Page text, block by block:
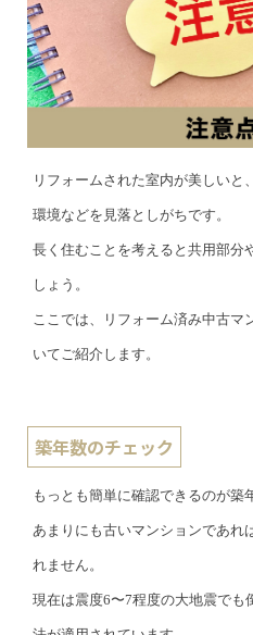
リフォームされた室内が美しいと
環境などを見落としがちです。
長く住むことを考えると共用部分
しょう。
ここでは、リフォーム済み中古マ
いてご紹介します。
築年数のチェック
もっとも簡単に確認できるのが築
あまりにも古いマンションであれ
れません。
現在は震度6〜7程度の大地震でも